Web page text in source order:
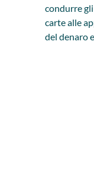
condurre
carte alle
del denaro